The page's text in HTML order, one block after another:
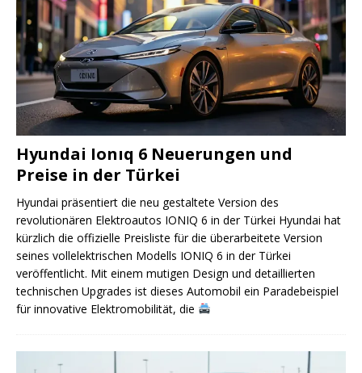
Hyundai Ionıq 6 Neuerungen und
Preise in der Türkei
Hyundai präsentiert die neu gestaltete Version des
revolutionären Elektroautos IONIQ 6 in der Türkei Hyundai hat
kürzlich die offizielle Preisliste für die überarbeitete Version
seines vollelektrischen Modells IONIQ 6 in der Türkei
veröffentlicht. Mit einem mutigen Design und detaillierten
technischen Upgrades ist dieses Automobil ein Paradebeispiel
für innovative Elektromobilität, die